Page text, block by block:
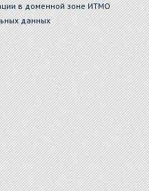
в доменной зоне ИТМО
данных